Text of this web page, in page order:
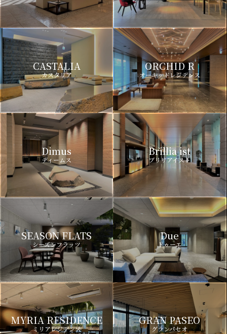
CASTALIA
カスタリア
ORCHID R
オーキッドレジデンス
Dimus
ディームス
Brillia ist
ブリリアイスト
SEASON FLATS
シーズンフラッツ
Due
ドゥーエ
MYRIA RESIDENCE
ミリアレジデンス
GRAN PASEO
グランパセオ